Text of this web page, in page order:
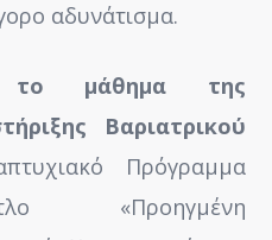
αδυνάτισμα.
το μάθημα της
Βαριατρικού
Πρόγραμμα
«Προηγμένη